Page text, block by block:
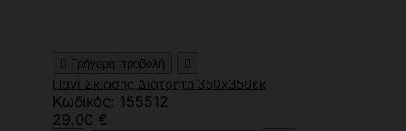
 Γρήγορη προβολή 
Πανί Σκίασης Διάτρητο 350x350εκ
Κωδικός: 155512
29,00 €